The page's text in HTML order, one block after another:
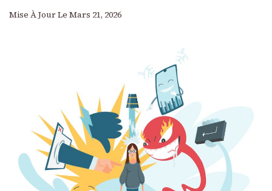
Mise À Jour Le Mars 21, 2026